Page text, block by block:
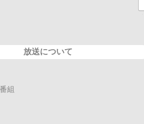
放送について
組